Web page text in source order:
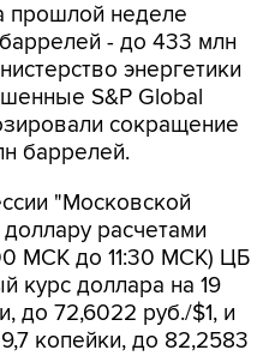
неделе
- до 433 млн
энергетики
S&P Global
сокращение
баррелей.
"Московской
расчетами
МСК до 11:30 МСК) ЦБ
курс доллара на 19
до 72,6022 руб./$1, и
копейки, до 82,2583